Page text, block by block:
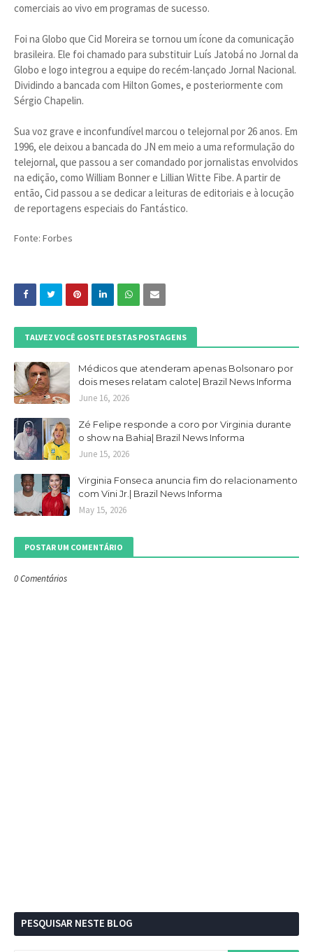
comerciais ao vivo em programas de sucesso.
Foi na Globo que Cid Moreira se tornou um ícone da comunicação
brasileira. Ele foi chamado para substituir Luís Jatobá no Jornal da
Globo e logo integrou a equipe do recém-lançado Jornal Nacional.
Dividindo a bancada com Hilton Gomes, e posteriormente com
Sérgio Chapelin.
Sua voz grave e inconfundível marcou o telejornal por 26 anos. Em
1996, ele deixou a bancada do JN em meio a uma reformulação do
telejornal, que passou a ser comandado por jornalistas envolvidos
na edição, como William Bonner e Lillian Witte Fibe. A partir de
então, Cid passou a se dedicar a leituras de editoriais e à locução
de reportagens especiais do Fantástico.
Fonte: Forbes
TALVEZ VOCÊ GOSTE DESTAS POSTAGENS
Médicos que atenderam apenas Bolsonaro por
dois meses relatam calote| Brazil News Informa
June 16, 2026
Zé Felipe responde a coro por Virginia durante
o show na Bahia| Brazil News Informa
June 15, 2026
Virginia Fonseca anuncia fim do relacionamento
com Vini Jr.| Brazil News Informa
May 15, 2026
POSTAR UM COMENTÁRIO
0 Comentários
PESQUISAR NESTE BLOG